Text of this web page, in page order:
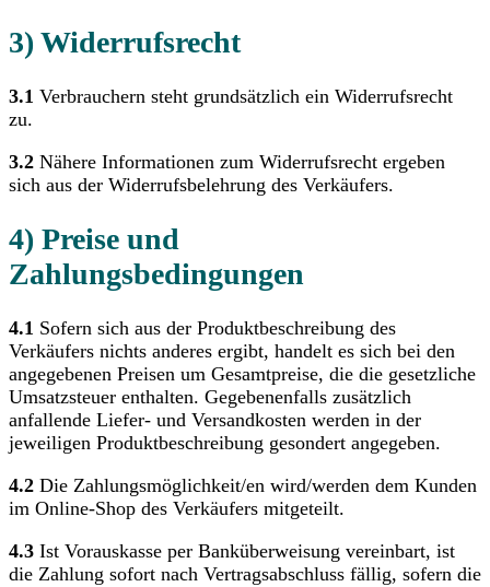
3) Widerrufsrecht
3.1 Verbrauchern steht grundsätzlich ein Widerrufsrecht
zu.
3.2 Nähere Informationen zum Widerrufsrecht ergeben
sich aus der Widerrufsbelehrung des Verkäufers.
4) Preise und
Zahlungsbedingungen
4.1 Sofern sich aus der Produktbeschreibung des
Verkäufers nichts anderes ergibt, handelt es sich bei den
angegebenen Preisen um Gesamtpreise, die die gesetzliche
Umsatzsteuer enthalten. Gegebenenfalls zusätzlich
anfallende Liefer- und Versandkosten werden in der
jeweiligen Produktbeschreibung gesondert angegeben.
4.2 Die Zahlungsmöglichkeit/en wird/werden dem Kunden
im Online-Shop des Verkäufers mitgeteilt.
4.3 Ist Vorauskasse per Banküberweisung vereinbart, ist
die Zahlung sofort nach Vertragsabschluss fällig, sofern die